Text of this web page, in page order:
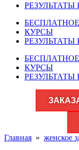
БЕСПЛАТНОЕ
КУРСЫ
БЕСПЛАТНОЕ
КУРСЫ
Главная » женское